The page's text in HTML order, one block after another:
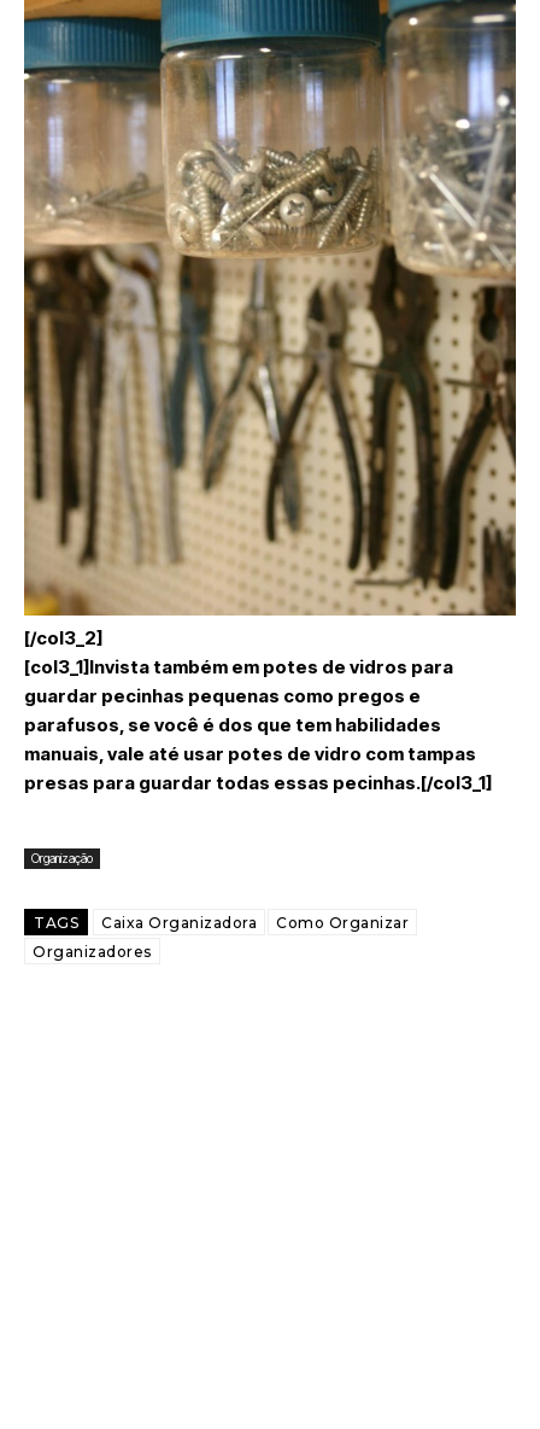
[/col3_2]
[col3_1]Invista também em potes de vidros para
guardar pecinhas pequenas como pregos e
parafusos, se você é dos que tem habilidades
manuais, vale até usar potes de vidro com tampas
presas para guardar todas essas pecinhas.[/col3_1]
Organização
TAGS Caixa Organizadora
Como Organizar
Organizadores